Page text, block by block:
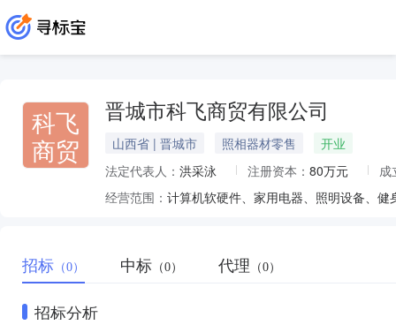
科飞
商贸
晋城市科飞商贸有限公司
山西省 | 晋城市 照相器材零售
开业
法定代表人： 洪采泳 注册资本： 80万元
成
经营范围：
招标 （0） 中标 （0） 代理 （0）
招标分析